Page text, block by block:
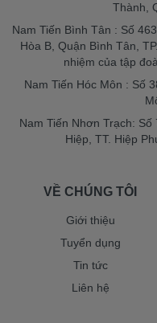
Thành,
Nam Tiến Bình Tân : Số
Hòa B, Quận Bình Tân,
nhiệm của tập
Nam Tiến Hóc Môn : Số
Nam Tiến Nhơn Trạch:
Hiệp, TT. Hiệp
VỀ CHÚNG TÔI
Giới thiệu
Tuyển dụng
Tin tức
Liên hệ